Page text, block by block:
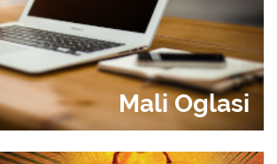
Mali Oglasi